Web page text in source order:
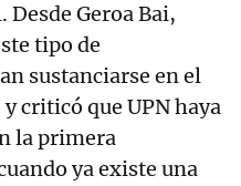
Geroa Bai,
tipo de
sustanciarse en el
criticó que UPN haya
la primera
ya existe una